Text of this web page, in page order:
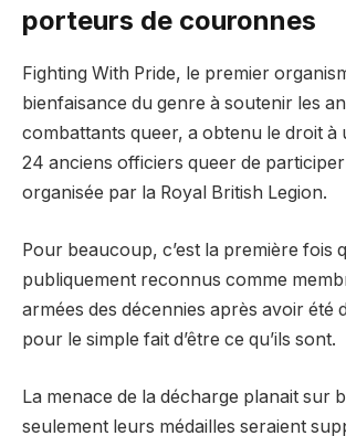
porteurs de couronnes
Fighting With Pride, le premier
bienfaisance du genre à soutenir les
combattants queer, a obtenu le droit à
24 anciens officiers queer de
organisée par la Royal British Legion.
Pour beaucoup, c’est la première fois
publiquement reconnus comme
armées des décennies après avoir été
pour le simple fait d’être ce qu’ils sont.
La menace de la décharge planait sur
seulement leurs médailles seraient